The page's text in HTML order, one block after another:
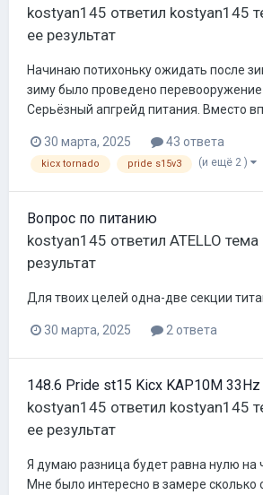
kostyan145 ответил kostyan145
ее результат
Начинаю потихоньку ожидать после
зиму было проведено перевооружение
Серьёзный апгрейд питания. Вместо
30 марта, 2025 43 ответа
kicx tornado pride s15v3 (и ещё 2 )
Вопрос по питанию
kostyan145 ответил ATELLO тема
результат
Для твоих целей одна-две секции
30 марта, 2025 2 ответа
148.6 Pride st15 Kicx KAP10M 33Hz
kostyan145 ответил kostyan145
ее результат
Я думаю разница будет равна нулю на
Мне было интересно в замере сколько